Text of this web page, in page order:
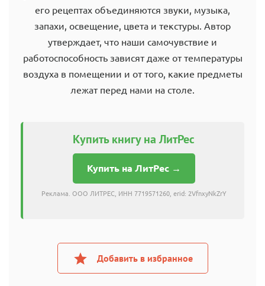
его рецептах объединяются звуки, музыка,
запахи, освещение, цвета и текстуры. Автор
утверждает, что наши самочувствие и
работоспособность зависят даже от температуры
воздуха в помещении и от того, какие предметы
лежат перед нами на столе.
Купить книгу на ЛитРес
Купить на ЛитРес →
Реклама. ООО ЛИТРЕС, ИНН 7719571260, erid: 2VfnxyNkZrY
Добавить в избранное